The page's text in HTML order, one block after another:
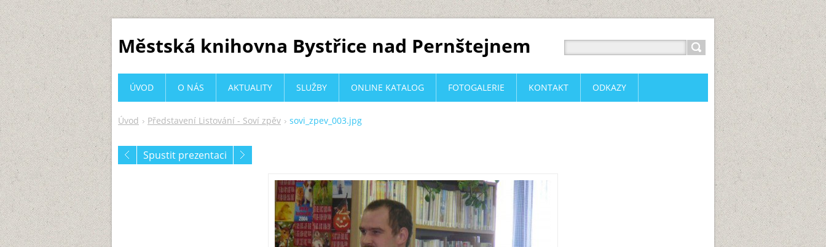
Městská knihovna Bystřice nad Pernštejnem
Úvod Představení Listování - Soví zpěv sovi_zpev_003.jpg
Spustit prezentaci
ÚVOD O NÁS AKTUALITY SLUŽBY ONLINE KATALOG FOTOGALERIE KONTAKT ODKAZY